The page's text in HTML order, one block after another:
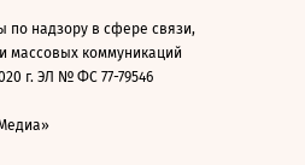
надзору в сфере связи,
массовых коммуникаций
г. ЭЛ № ФС 77-79546